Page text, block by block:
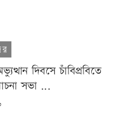
দিবসে চাঁবিপ্রবিতে
সভা ...